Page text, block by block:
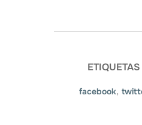
ETIQUETAS
facebook,